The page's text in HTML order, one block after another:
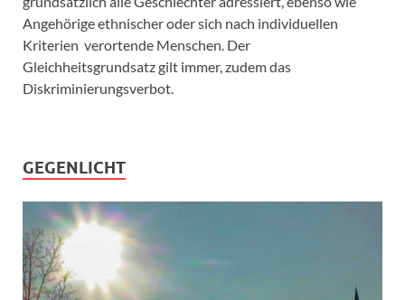
Angehörige ethnischer oder sich nach individuellen
Kriterien verortende Menschen. Der
Gleichheitsgrundsatz gilt immer, zudem das
Diskriminierungsverbot.
GEGENLICHT